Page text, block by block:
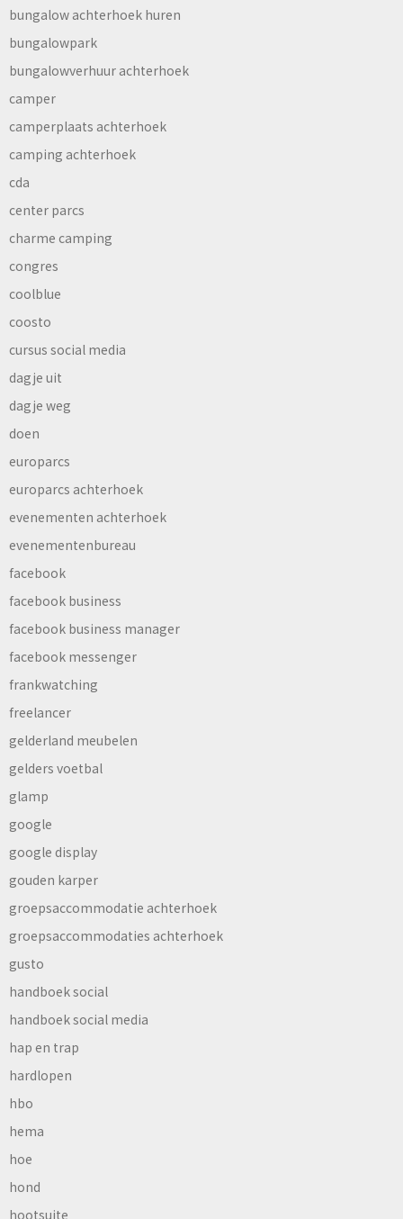
bungalow achterhoek huren
bungalowpark
bungalowverhuur achterhoek
camper
camperplaats achterhoek
camping achterhoek
cda
center parcs
charme camping
congres
coolblue
coosto
cursus social media
dagje uit
dagje weg
doen
europarcs
europarcs achterhoek
evenementen achterhoek
evenementenbureau
facebook
facebook business
facebook business manager
facebook messenger
frankwatching
freelancer
gelderland meubelen
gelders voetbal
glamp
google
google display
gouden karper
groepsaccommodatie achterhoek
groepsaccommodaties achterhoek
gusto
handboek social
handboek social media
hap en trap
hardlopen
hbo
hema
hoe
hond
hootsuite